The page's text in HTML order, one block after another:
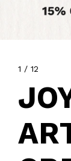
1 / 12